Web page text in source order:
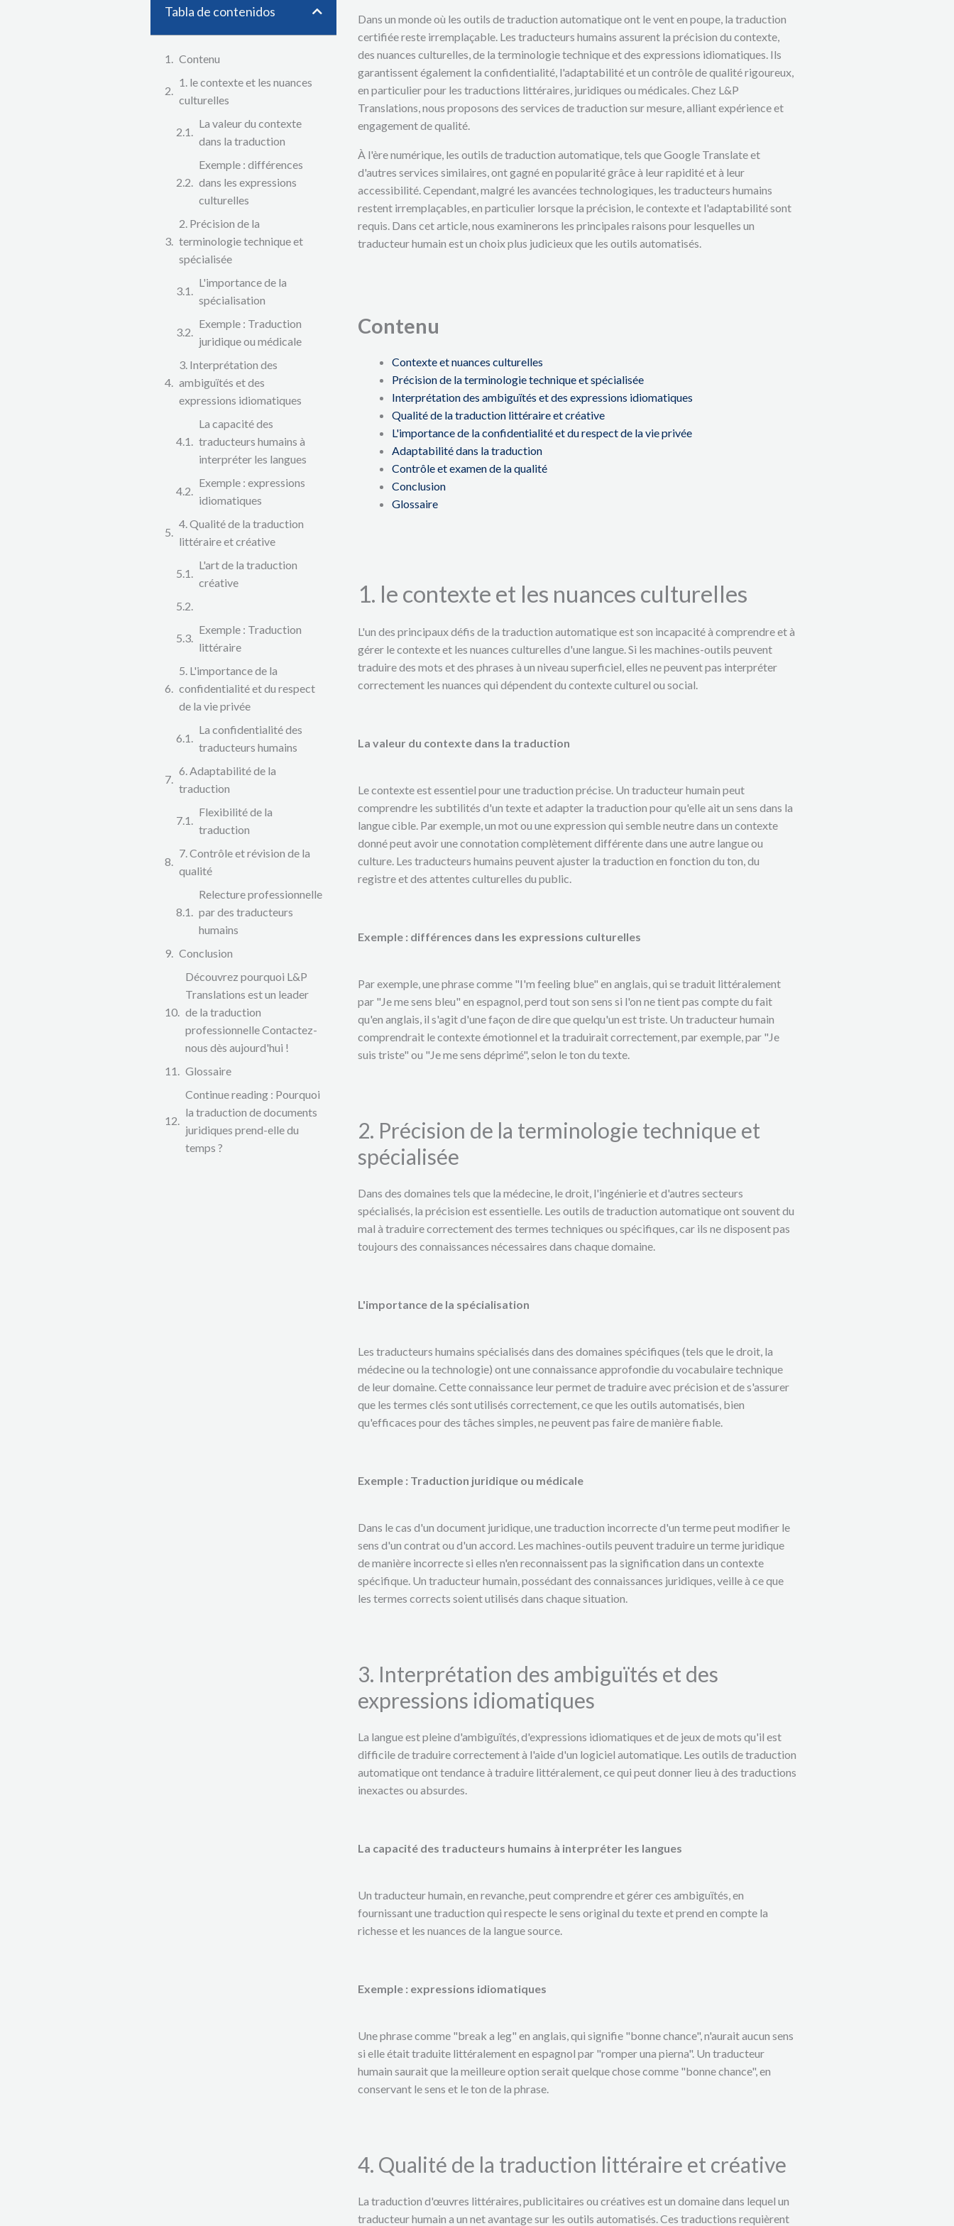
a
t
e
u
r
Tabla de contenidos
Contenu
1. le contexte et les nuances
culturelles
La valeur du contexte
dans la traduction
Exemple : différences
dans les expressions
culturelles
2. Précision de la
terminologie technique et
spécialisée
L'importance de la
spécialisation
Exemple : Traduction
juridique ou médicale
3. Interprétation des
ambiguïtés et des
expressions idiomatiques
La capacité des
traducteurs humains à
interpréter les langues
Exemple : expressions
idiomatiques
4. Qualité de la traduction
littéraire et créative
L'art de la traduction
créative
Exemple : Traduction
littéraire
5. L'importance de la
confidentialité et du respect
de la vie privée
La confidentialité des
traducteurs humains
6. Adaptabilité de la
traduction
Flexibilité de la
traduction
7. Contrôle et révision de la
qualité
Relecture professionnelle
par des traducteurs
humains
Conclusion
Découvrez pourquoi L&P
Translations est un leader
de la traduction
professionnelle Contactez-
nous dès aujourd'hui !
Glossaire
Continue reading : Pourquoi
la traduction de documents
juridiques prend-elle du
temps ?
Dans un monde où les outils de traduction automatique ont le vent en poupe, la traduction
certifiée reste irremplaçable. Les traducteurs humains assurent la précision du contexte,
des nuances culturelles, de la terminologie technique et des expressions idiomatiques. Ils
garantissent également la confidentialité, l'adaptabilité et un contrôle de qualité rigoureux,
en particulier pour les traductions littéraires, juridiques ou médicales. Chez L&P
Translations, nous proposons des services de traduction sur mesure, alliant expérience et
engagement de qualité.
À l'ère numérique, les outils de traduction automatique, tels que Google Translate et
d'autres services similaires, ont gagné en popularité grâce à leur rapidité et à leur
accessibilité. Cependant, malgré les avancées technologiques, les traducteurs humains
restent irremplaçables, en particulier lorsque la précision, le contexte et l'adaptabilité sont
requis. Dans cet article, nous examinerons les principales raisons pour lesquelles un
traducteur humain est un choix plus judicieux que les outils automatisés.
Contenu
Contexte et nuances culturelles
Précision de la terminologie technique et spécialisée
Interprétation des ambiguïtés et des expressions idiomatiques
Qualité de la traduction littéraire et créative
L'importance de la confidentialité et du respect de la vie privée
Adaptabilité dans la traduction
Contrôle et examen de la qualité
Conclusion
Glossaire
1. le contexte et les nuances culturelles
L'un des principaux défis de la traduction automatique est son incapacité à comprendre et à
gérer le contexte et les nuances culturelles d'une langue. Si les machines-outils peuvent
traduire des mots et des phrases à un niveau superficiel, elles ne peuvent pas interpréter
correctement les nuances qui dépendent du contexte culturel ou social.
La valeur du contexte dans la traduction
Le contexte est essentiel pour une traduction précise. Un traducteur humain peut
comprendre les subtilités d'un texte et adapter la traduction pour qu'elle ait un sens dans la
langue cible. Par exemple, un mot ou une expression qui semble neutre dans un contexte
donné peut avoir une connotation complètement différente dans une autre langue ou
culture. Les traducteurs humains peuvent ajuster la traduction en fonction du ton, du
registre et des attentes culturelles du public.
Exemple : différences dans les expressions culturelles
Par exemple, une phrase comme "I'm feeling blue" en anglais, qui se traduit littéralement
par "Je me sens bleu" en espagnol, perd tout son sens si l'on ne tient pas compte du fait
qu'en anglais, il s'agit d'une façon de dire que quelqu'un est triste. Un traducteur humain
comprendrait le contexte émotionnel et la traduirait correctement, par exemple, par "Je
suis triste" ou "Je me sens déprimé", selon le ton du texte.
2. Précision de la terminologie technique et
spécialisée
Dans des domaines tels que la médecine, le droit, l'ingénierie et d'autres secteurs
spécialisés, la précision est essentielle. Les outils de traduction automatique ont souvent du
mal à traduire correctement des termes techniques ou spécifiques, car ils ne disposent pas
toujours des connaissances nécessaires dans chaque domaine.
L'importance de la spécialisation
Les traducteurs humains spécialisés dans des domaines spécifiques (tels que le droit, la
médecine ou la technologie) ont une connaissance approfondie du vocabulaire technique
de leur domaine. Cette connaissance leur permet de traduire avec précision et de s'assurer
que les termes clés sont utilisés correctement, ce que les outils automatisés, bien
qu'efficaces pour des tâches simples, ne peuvent pas faire de manière fiable.
Exemple : Traduction juridique ou médicale
Dans le cas d'un document juridique, une traduction incorrecte d'un terme peut modifier le
sens d'un contrat ou d'un accord. Les machines-outils peuvent traduire un terme juridique
de manière incorrecte si elles n'en reconnaissent pas la signification dans un contexte
spécifique. Un traducteur humain, possédant des connaissances juridiques, veille à ce que
les termes corrects soient utilisés dans chaque situation.
3. Interprétation des ambiguïtés et des
expressions idiomatiques
La langue est pleine d'ambiguïtés, d'expressions idiomatiques et de jeux de mots qu'il est
difficile de traduire correctement à l'aide d'un logiciel automatique. Les outils de traduction
automatique ont tendance à traduire littéralement, ce qui peut donner lieu à des traductions
inexactes ou absurdes.
La capacité des traducteurs humains à interpréter les langues
Un traducteur humain, en revanche, peut comprendre et gérer ces ambiguïtés, en
fournissant une traduction qui respecte le sens original du texte et prend en compte la
richesse et les nuances de la langue source.
Exemple : expressions idiomatiques
Une phrase comme "break a leg" en anglais, qui signifie "bonne chance", n'aurait aucun sens
si elle était traduite littéralement en espagnol par "romper una pierna". Un traducteur
humain saurait que la meilleure option serait quelque chose comme "bonne chance", en
conservant le sens et le ton de la phrase.
4. Qualité de la traduction littéraire et créative
La traduction d'œuvres littéraires, publicitaires ou créatives est un domaine dans lequel un
traducteur humain a un net avantage sur les outils automatisés. Ces traductions requièrent